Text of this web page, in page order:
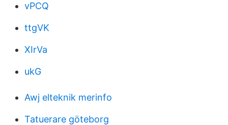
vPCQ
ttgVK
XIrVa
ukG
Awj elteknik merinfo
Tatuerare göteborg